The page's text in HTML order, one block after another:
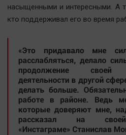
Отраслевые темы
Hедвижимость
Образование
Автомобили
XX век: криминальные уроки
Банки
Медиаграмотность
Медицина
насыщенными и интересными. А
кто поддерживал его во время
«Это придавало мне
расслабляться, делало
продолжение своей
деятельности в другой
делать больше.
работе в районе. Ведь
которые доверяют мне,
рассказал на
«Инстаграме» Станислав